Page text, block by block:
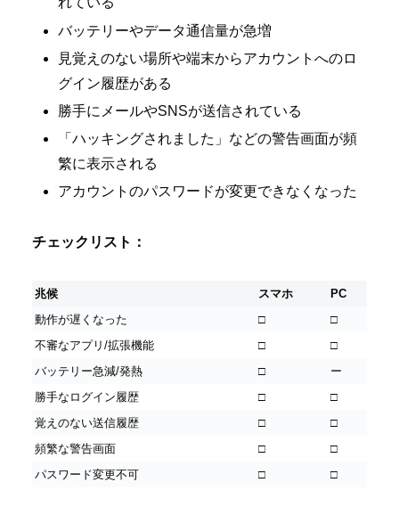
バッテリーやデータ通信量が急増
見覚えのない場所や端末からアカウントへのロ
グイン履歴がある
勝手にメールやSNSが送信されている
「ハッキングされました」などの警告画面が頻
繁に表示される
アカウントのパスワードが変更できなくなった
チェックリスト：
兆候 スマホ
PC
動作が遅くなった
□
□
不審なアプリ/拡張機能
□
□
バッテリー急減/発熱
□
ー
勝手なログイン履歴
□
□
覚えのない送信履歴
□
□
頻繁な警告画面
□
□
パスワード変更不可
□ □